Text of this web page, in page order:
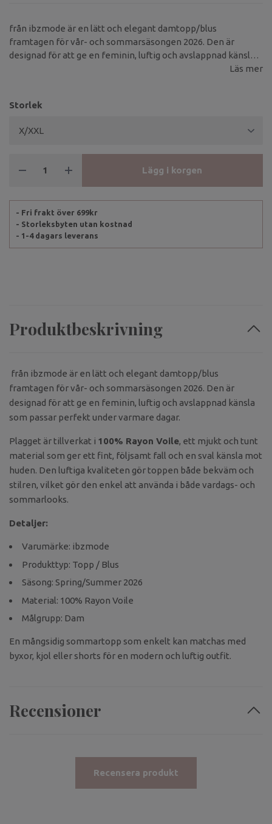
från ibzmode är en lätt och elegant damtopp/blus
framtagen för vår- och sommarsäsongen 2026. Den är
designad för att ge en feminin, luftig och avslappnad känsla
Läs mer
Storlek
Lägg i korgen
- Fri frakt över 699kr
- Storleksbyten utan kostnad
- 1-4 dagars leverans
Produktbeskrivning
från ibzmode är en lätt och elegant damtopp/blus
framtagen för vår- och sommarsäsongen 2026. Den är
designad för att ge en feminin, luftig och avslappnad känsla
som passar perfekt under varmare dagar.
Plagget är tillverkat i 100% Rayon Voile, ett mjukt och tunt
material som ger ett fint, följsamt fall och en sval känsla mot
huden. Den luftiga kvaliteten gör toppen både bekväm och
stilren, vilket gör den enkel att använda i både vardags- och
sommarlooks.
Detaljer:
Varumärke: ibzmode
Produkttyp: Topp / Blus
Säsong: Spring/Summer 2026
Material: 100% Rayon Voile
Målgrupp: Dam
En mångsidig sommartopp som enkelt kan matchas med
byxor, kjol eller shorts för en modern och luftig outfit.
Recensioner
Recensera produkt